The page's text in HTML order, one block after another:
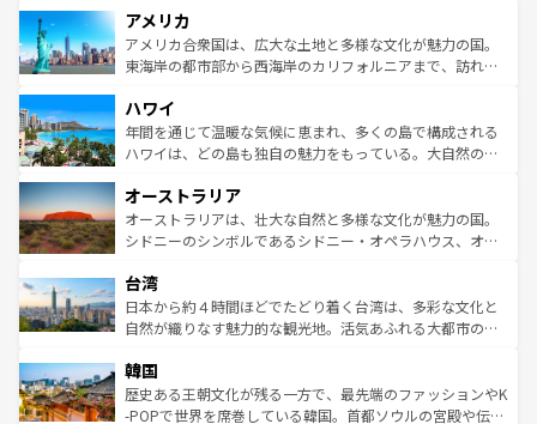
ンツ一覧を参照してほしい。
の建物がそのまま残る町や、スイスならではのユニークな
博物館もあり、アルプス観光だけでなく町歩きも満喫する
ことができる。国民の所得が高いため物価も高いが、旅行
ば市内交通費無料で観光を楽しむこともできる。 なお、新
着のスイス情報はコンテンツ一覧 を参照してほしい。
アメリカ
アメリカ合衆国は、広大な土地と多様な文化が魅力の国。
東海岸の都市部から西海岸のカリフォルニアまで、訪れる
のような巨大都市は、観光、ショッピング、エンターテイ
ンメントが詰まった刺激的なスポットだ。一方、アメリカ
西部には大自然が広がり、グランドキャニオンやイエロー
部のニューオーリンズでは、音楽と美食が融合した独特の
文化が魅力。旅行者はアメリカの各地域で異なる魅力を楽
しみながら、その多様性と豊かな歴史を感じることができ
ならではの贅沢な旅のスタイルだ。 なお、新着のアメリカ
情報はコンテンツ一覧を参照してほしい。
ハワイ
年間を通じて温暖な気候に恵まれ、多くの島で構成される
ハワイは、どの島も独自の魅力をもっている。大自然の神
ワイ島は見逃せない。また、定番の観光地といえばオアフ
島だが、静かな自然を求めるならマウイ島やカウアイ島が
おすすめ。エメラルドグリーンに輝く海をはじめ、豊かな
れるおもてなしの心で訪れる人々を迎えてくれるハワイの
人々、おいしいローカルフードやハワイアンミュージッ
ク、伝統的なフラダンスなど、すべてがハワイの魅力を彩
ワイを、存分に味わってほしい。 なお、新着のハワイ情報
はコンテンツ一覧を参照してほしい。
オーストラリア
オーストラリアは、壮大な自然と多様な文化が魅力の国。
シドニーのシンボルであるシドニー・オペラハウス、オー
リアリーフや大陸中央部にそびえるウルル（エアーズロッ
ク）、タスマニアの美しい原生林やケアンズの熱帯雨林な
ど、見どころがたくさん。また、カフェやワイン、オージ
いる。アクティビティも充実しており、サーフィンやダイ
ビング、ハイキングなど、アウトドア好きにはたまらな
い。オーストラリアの多彩な魅力を存分に味わいつくそ
台湾
日本から約４時間ほどでたどり着く台湾は、多彩な文化と
自然が織りなす魅力的な観光地。活気あふれる大都市の台
ン）、静ひつな山岳地帯である台湾東部など、都市の喧騒
と山間の静けさが共存しており、訪れる人に新しい発見と
驚きをもたらしてくれる。また、奥深い台湾の食文化も魅
韓国
歴史ある王朝文化が残る一方で、最先端のファッションやK
-POPで世界を席巻している韓国。首都ソウルの宮殿や伝統